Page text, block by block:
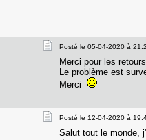
Posté le 05-04-2020 à
Merci pour les
Le problème est
Merci
Posté le 12-04-2020 à
Salut tout le monde,